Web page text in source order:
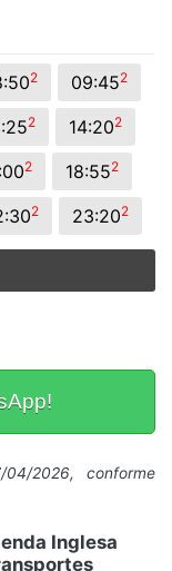
2 09:452
2 14:202
2 18:552
2 23:202
2026, conforme
Inglesa